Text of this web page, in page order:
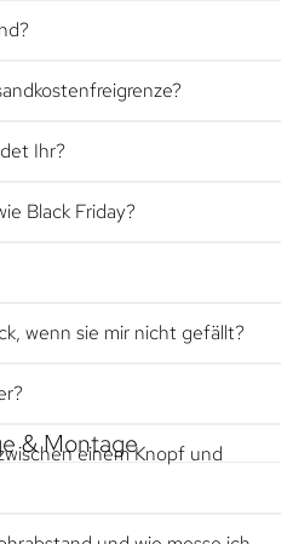
Ihr?
Black Friday?
wenn sie mir nicht gefällt?
& Montageeinem Knopf und